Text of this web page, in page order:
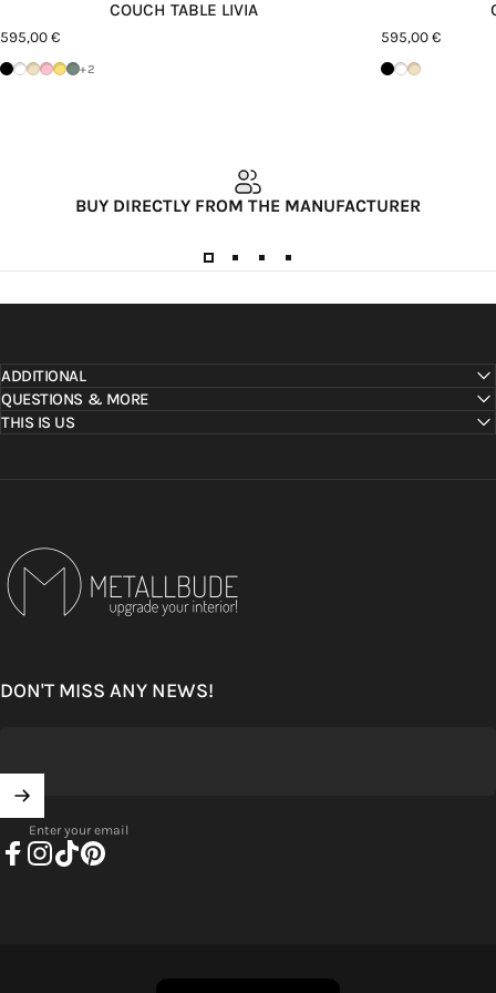
COUCH TABLE LIVIA
595,00 €
Schwarz
Weiß
Cashew
Pink Lemonade
Mango Lassi
Green Tea
+2
595,00 €
Schwarz
WeißCashew
BUY DIRECTLY FROM THE MANUFACTURER
ADDITIONAL
QUESTIONS & MORE
THIS IS US
Metallbude
DON'T MISS ANY NEWS!
Enter your email